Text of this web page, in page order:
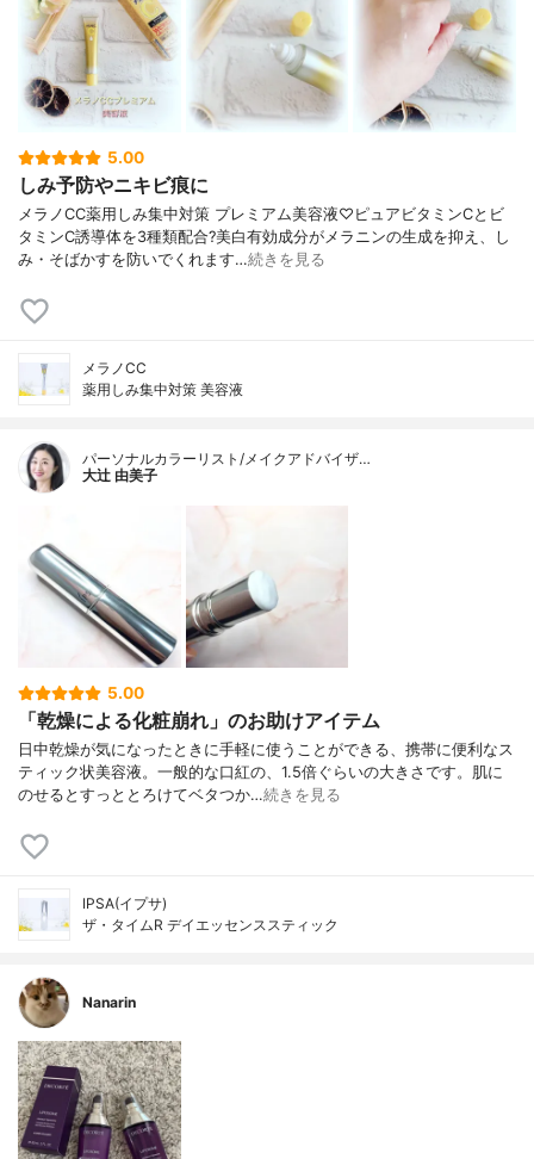
5.00
しみ予防やニキビ痕に
メラノCC薬用しみ集中対策 プレミアム美容液♡ピュアビタミンCとビ
タミンC誘導体を3種類配合?美白有効成分がメラニンの生成を抑え、し
み・そばかすを防いでくれます…続きを見る
メラノCC
薬用しみ集中対策 美容液
パーソナルカラーリスト/メイクアドバイザ…
大辻 由美子
5.00
「乾燥による化粧崩れ」のお助けアイテム
日中乾燥が気になったときに手軽に使うことができる、携帯に便利なス
ティック状美容液。一般的な口紅の、1.5倍ぐらいの大きさです。肌に
のせるとすっととろけてベタつか…続きを見る
IPSA(イプサ)
ザ・タイムR デイエッセンススティック
Nanarin